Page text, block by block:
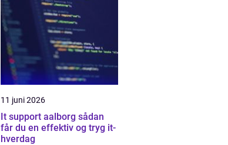
11 juni 2026
It support aalborg sådan
får du en effektiv og tryg it-
hverdag